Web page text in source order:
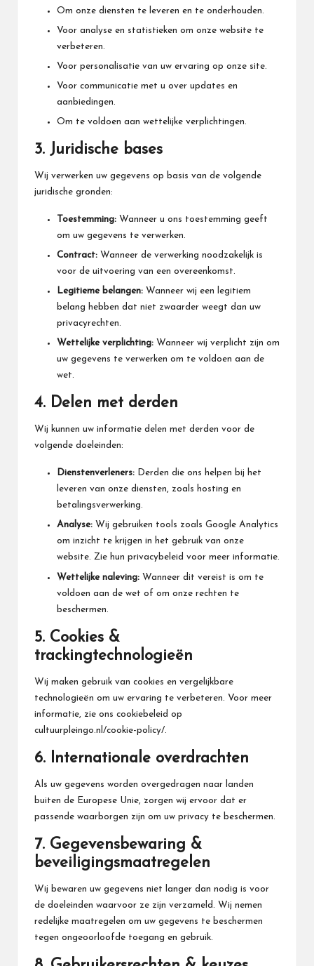
Om onze diensten te leveren en te onderhouden.
Voor analyse en statistieken om onze website te
verbeteren.
Voor personalisatie van uw ervaring op onze site.
Voor communicatie met u over updates en
aanbiedingen.
Om te voldoen aan wettelijke verplichtingen.
3. Juridische bases
Wij verwerken uw gegevens op basis van de volgende
juridische gronden:
Toestemming: Wanneer u ons toestemming geeft
om uw gegevens te verwerken.
Contract: Wanneer de verwerking noodzakelijk is
voor de uitvoering van een overeenkomst.
Legitieme belangen: Wanneer wij een legitiem
belang hebben dat niet zwaarder weegt dan uw
privacyrechten.
Wettelijke verplichting: Wanneer wij verplicht zijn om
uw gegevens te verwerken om te voldoen aan de
wet.
4. Delen met derden
Wij kunnen uw informatie delen met derden voor de
volgende doeleinden:
Dienstenverleners: Derden die ons helpen bij het
leveren van onze diensten, zoals hosting en
betalingsverwerking.
Analyse: Wij gebruiken tools zoals Google Analytics
om inzicht te krijgen in het gebruik van onze
website. Zie hun privacybeleid voor meer informatie.
Wettelijke naleving: Wanneer dit vereist is om te
voldoen aan de wet of om onze rechten te
beschermen.
5. Cookies &
trackingtechnologieën
Wij maken gebruik van cookies en vergelijkbare
technologieën om uw ervaring te verbeteren. Voor meer
informatie, zie ons cookiebeleid op
cultuurpleingo.nl/cookie-policy/.
6. Internationale overdrachten
Als uw gegevens worden overgedragen naar landen
buiten de Europese Unie, zorgen wij ervoor dat er
passende waarborgen zijn om uw privacy te beschermen.
7. Gegevensbewaring &
beveiligingsmaatregelen
Wij bewaren uw gegevens niet langer dan nodig is voor
de doeleinden waarvoor ze zijn verzameld. Wij nemen
redelijke maatregelen om uw gegevens te beschermen
tegen ongeoorloofde toegang en gebruik.